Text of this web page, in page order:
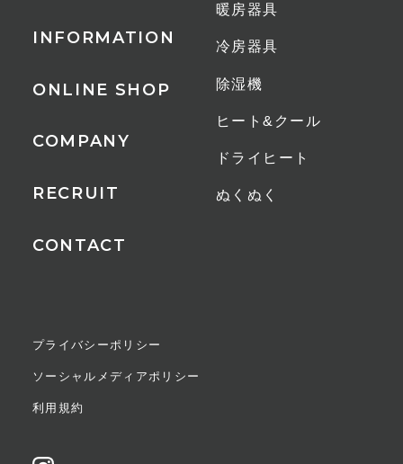
INFORMATION
暖房器具
冷房器具
除湿機
ヒート&クール
ドライヒート
ぬくぬく
ONLINE SHOP
COMPANY
RECRUIT
CONTACT
プライバシーポリシー
ソーシャルメディアポリシー
利用規約